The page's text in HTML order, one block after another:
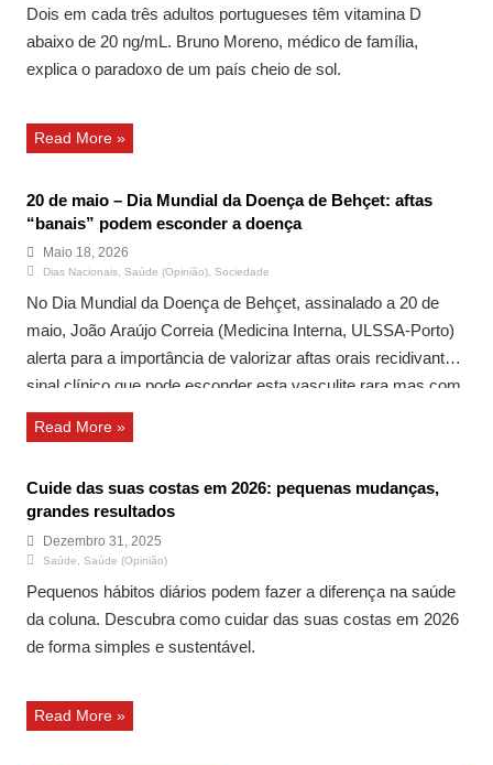
Dois em cada três adultos portugueses têm vitamina D
abaixo de 20 ng/mL. Bruno Moreno, médico de família,
explica o paradoxo de um país cheio de sol.
Read More »
20 de maio – Dia Mundial da Doença de Behçet: aftas
“banais” podem esconder a doença
Maio 18, 2026
Dias Nacionais Saúde (Opinião) Sociedade
No Dia Mundial da Doença de Behçet, assinalado a 20 de
maio, João Araújo Correia (Medicina Interna, ULSSA-Porto)
alerta para a importância de valorizar aftas orais recidivantes,
sinal clínico que pode esconder esta vasculite rara mas com
impacto significativo na qualidade de vida e, em casos
graves, na visão e em órgãos vitais.
Read More »
Cuide das suas costas em 2026: pequenas mudanças,
grandes resultados
Dezembro 31, 2025
Saúde Saúde (Opinião)
Pequenos hábitos diários podem fazer a diferença na saúde
da coluna. Descubra como cuidar das suas costas em 2026
de forma simples e sustentável.
Read More »